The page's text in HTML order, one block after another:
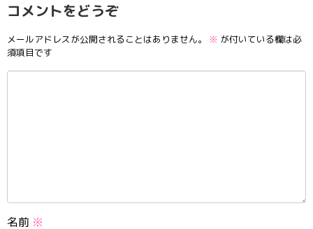
コメントをどうぞ
メールアドレスが公開されることはありません。 ※ が付いている欄は必
須項目です
名前 ※